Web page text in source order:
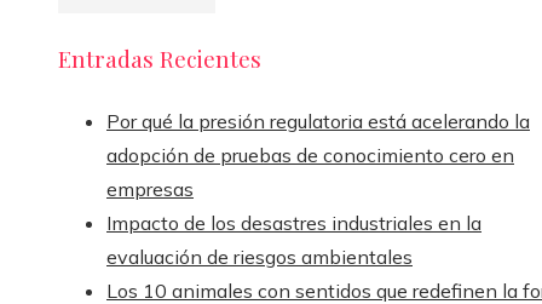
Entradas Recientes
Por qué la presión regulatoria está acelerando la
adopción de pruebas de conocimiento cero en
empresas
Impacto de los desastres industriales en la
evaluación de riesgos ambientales
Los 10 animales con sentidos que redefinen la